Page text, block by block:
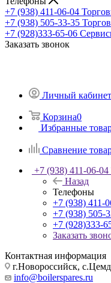
+7 (938) 411-06-04
+7 (938) 505-33-35
+7 (928)333-65-06
Заказать звонок
Личный кабинет
Корзина0
Избранные
Сравнение
+7 (938) 411-06-04
Назад
Телефоны
+7 (938) 411-
+7 (938) 505-
+7 (928)333-
Заказать
Контактная информация
г.Новороссийск,
info@boilerspares.ru